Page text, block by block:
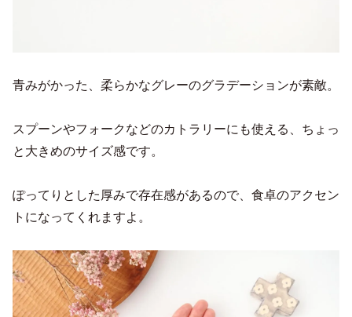
青みがかった、柔らかなグレーのグラデーションが素敵。
スプーンやフォークなどのカトラリーにも使える、ちょっ
と大きめのサイズ感です。
ぽってりとした厚みで存在感があるので、食卓のアクセン
トになってくれますよ。